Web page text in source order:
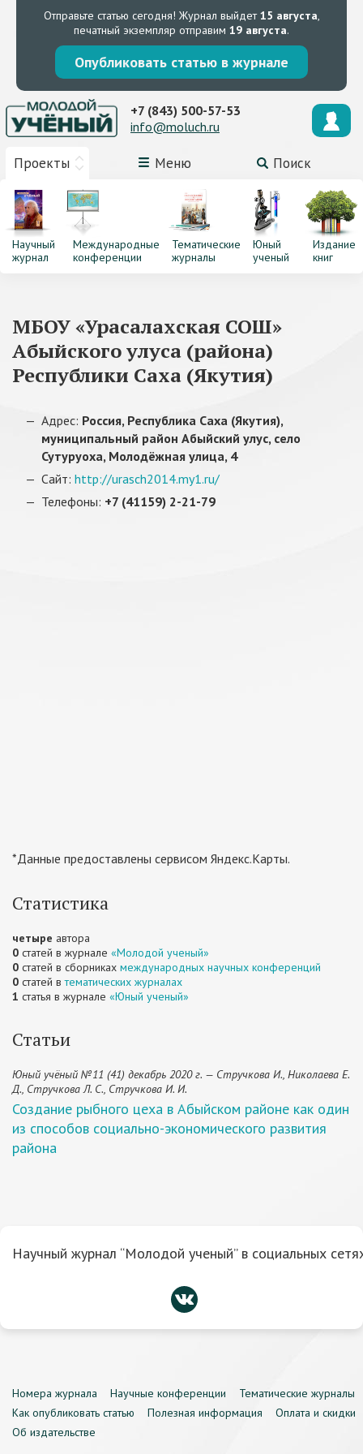
Отправьте статью сегодня! Журнал выйдет15 августа,
печатный экземпляр отправим 19 августа.
Опубликовать статью в журнале
Проекты Меню Поиск
+7 (843) 500-57-53
info@moluch.ru
Научный
журнал
Международные
конференции
Тематические
журналы
Юный
ученый
Издание
книг
МБОУ «Урасалахская СОШ»
Абыйского улуса (района)
Республики Саха (Якутия)
Адрес: Россия, Республика Саха (Якутия),
муниципальный район Абыйский улус, село
Сутуруоха, Молодёжная улица, 4
Сайт: http://urasch2014.my1.ru/
Телефоны: +7 (41159) 2-21-79
*Данные предоставлены сервисом Яндекс.Карты.
Статистика
четыре автора
0 статей в журнале «Молодой ученый»
0 статей в сборниках международных научных конференций
0 статей втематических журналах
1 статья в журнале «Юный ученый»
Статьи
Юный учёный №11 (41) декабрь 2020 г. — Стручкова И., Николаева Е.
Д., Стручкова Л. С., Стручкова И. И.
Создание рыбного цеха в Абыйском районе как один
из способов социально-экономического развития
района
Научный журнал “Молодой ученый” в социальных
Номера журнала Научные конференции
Тематические журналы
Как опубликовать статью
Полезная информация
Оплата и скидки
Об издательстве